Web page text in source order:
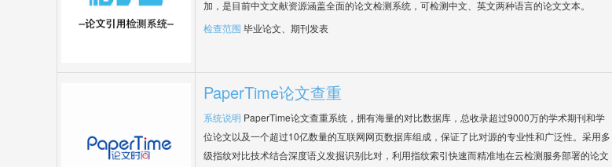
加，是目前中文文献资源涵盖全面的论文检测系统，可检测中文、英文两种语言的论文文本。
检查范围 毕业论文、期刊发表
PaperTime论文查重
系统说明 PaperTime论文查重系统，拥有海量的对比数据库，总收录超过9000万的学术期刊和学
位论文以及一个超过10亿数量的互联网网页数据库组成，保证了比对源的专业性和广泛性。采用多
级指纹对比技术结合深度语义发掘识别比对，利用指纹索引快速而精准地在云检测服务部署的论文